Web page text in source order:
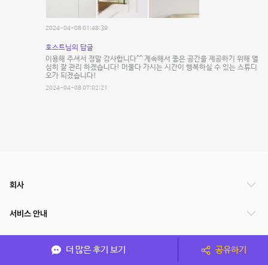
2024-04-08 01:48:39
호스트님의 답글
이용해 주셔서 정말 감사합니다^^ 계속해서 좋은 공간을 제공하기 위해 열
심히 잘 관리 하겠습니다! 머물다 가시는 시간이 행복하실 수 있는 스튜디
오가 되겠습니다!
2024-04-08 07:02:21
더 많은 후기 보기 공유하기
회사
서비스 안내